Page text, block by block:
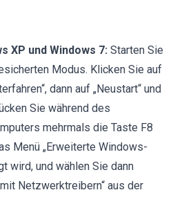
XP und Windows 7: Starten Sie
Modus. Klicken Sie auf
dann auf „Neustart“ und
Sie während des
mehrmals die Taste F8
Menü „Erweiterte Windows-
wird, und wählen Sie dann
Netzwerktreibern“ aus der